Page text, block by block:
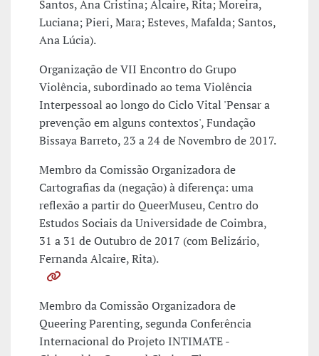
Santos, Ana Cristina; Alcaire, Rita; Moreira,
Luciana; Pieri, Mara; Esteves, Mafalda; Santos,
Ana Lúcia).
Organização de VII Encontro do Grupo
Violência, subordinado ao tema Violência
Interpessoal ao longo do Ciclo Vital 'Pensar a
prevenção em alguns contextos', Fundação
Bissaya Barreto, 23 a 24 de Novembro de 2017.
Membro da Comissão Organizadora de
Cartografias da (negação) à diferença: uma
reflexão a partir do QueerMuseu, Centro do
Estudos Sociais da Universidade de Coimbra,
31 a 31 de Outubro de 2017 (com Belizário,
Fernanda Alcaire, Rita).
Membro da Comissão Organizadora de
Queering Parenting, segunda Conferência
Internacional do Projeto INTIMATE -